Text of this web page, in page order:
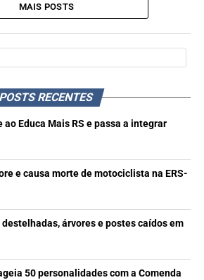
MAIS POSTS
POSTS RECENTES
Educa Mais RS e passa a integrar
e causa morte de motociclista na ERS-
árvores e postes caídos em
50 personalidades com a Comenda